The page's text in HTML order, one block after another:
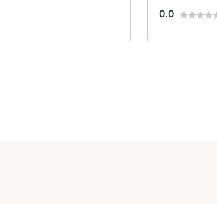
0.0